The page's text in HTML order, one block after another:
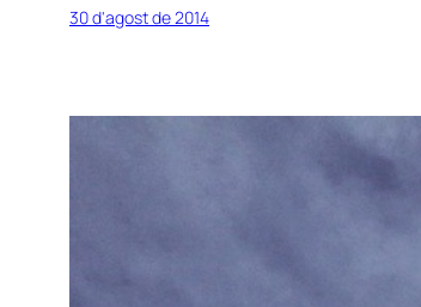
30 d'agost de 2014